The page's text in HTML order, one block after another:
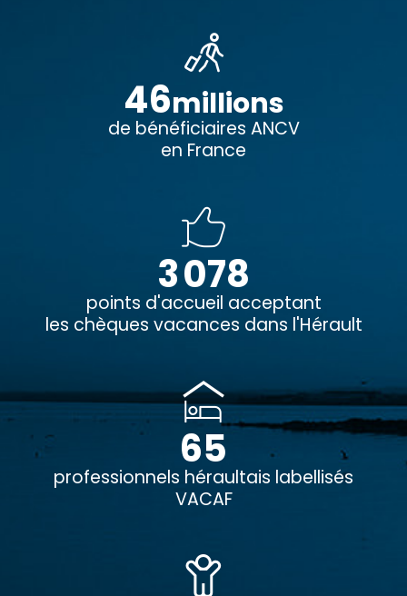
46millions
de bénéficiaires ANCV
en France
3 078
points d'accueil acceptant
les chèques vacances dans l'Hérault
65
professionnels héraultais labellisés
VACAF